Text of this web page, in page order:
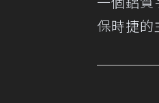
保時捷的